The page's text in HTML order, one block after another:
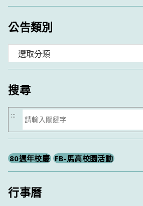
公告類別
類
搜尋
搜
尋
:::
80週年校慶 FB-馬高校園活動
行事曆